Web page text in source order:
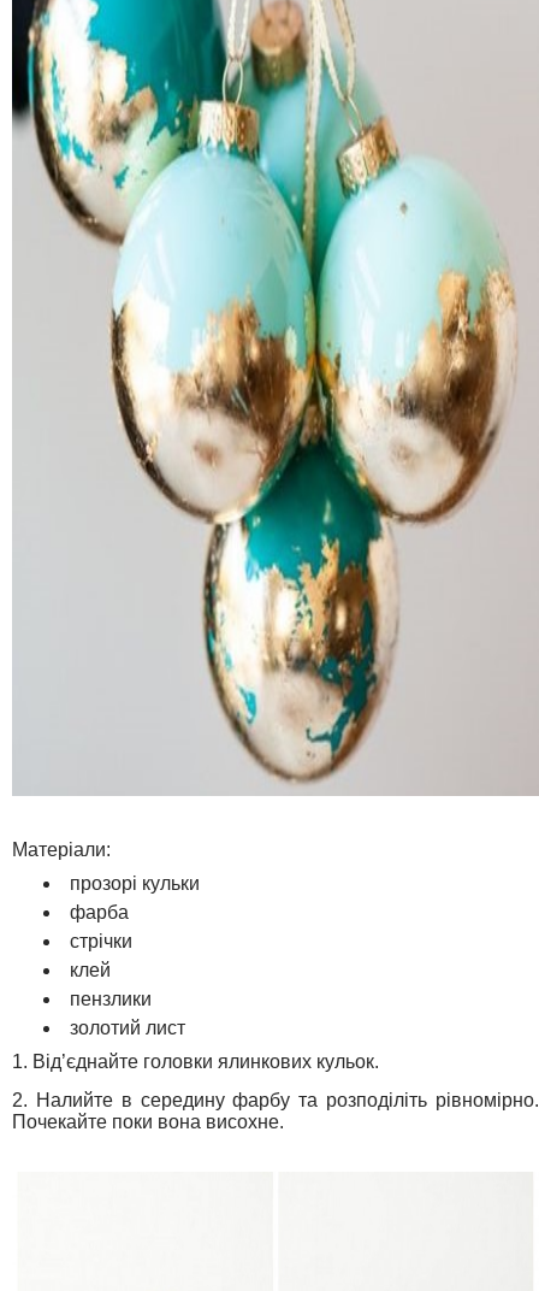
Матеріали:
прозорі кульки
фарба
стрічки
клей
пензлики
золотий лист
1. Від’єднайте головки ялинкових кульок.
2. Налийте в середину фарбу та розподіліть рівномірно.
Почекайте поки вона висохне.